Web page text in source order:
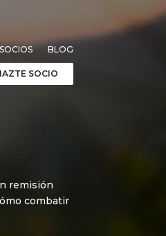
SOCIOS BLOG
SOCIO
remisión
combatir